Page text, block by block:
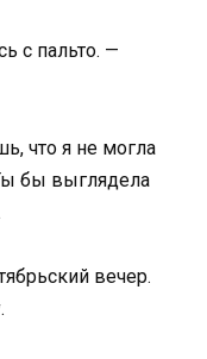
с пальто. —
что я не могла
бы выглядела
вечер.